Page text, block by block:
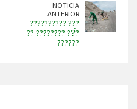
NOTICIA
ANTERIOR
?????????? ???
?? ???????? ??́?
??????